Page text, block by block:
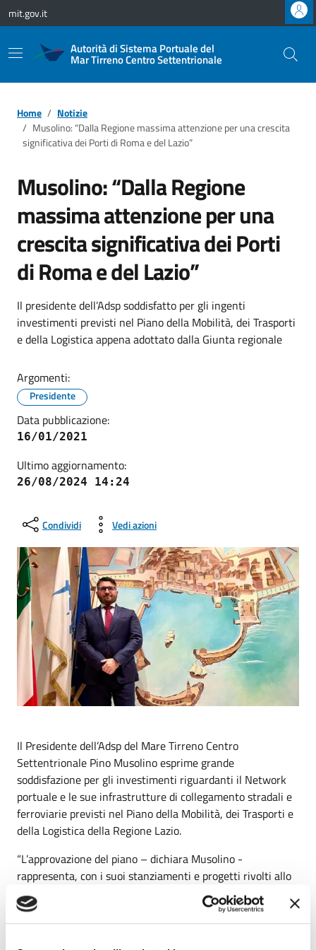
Vai ai contenuti
Vai al footer
mit.gov.it
Autorità di Sistema Portuale del
Mar Tirreno Centro Settentrionale
Home
Notizie
Musolino: “Dalla Regione massima attenzione per una crescita
significativa dei Porti di Roma e del Lazio”
Musolino: “Dalla Regione
massima attenzione per una
crescita significativa dei Porti
di Roma e del Lazio”
Il presidente dell’Adsp soddisfatto per gli ingenti
investimenti previsti nel Piano della Mobilità, dei Trasporti
e della Logistica appena adottato dalla Giunta regionale
Argomenti:
Presidente
Data pubblicazione:
16/01/2021
Ultimo aggiornamento:
26/08/2024 14:24
Condividi Vedi azioni
Il Presidente dell’Adsp del Mare Tirreno Centro
Settentrionale Pino Musolino esprime grande
soddisfazione per gli investimenti riguardanti il Network
portuale e le sue infrastrutture di collegamento stradali e
ferroviarie previsti nel Piano della Mobilità, dei Trasporti e
della Logistica della Regione Lazio.
“L’approvazione del piano – dichiara Musolino -
rappresenta, con i suoi stanziamenti e progetti rivolti allo
sviluppo degli scali del sistema, un segno reale
dell’attenzione che il governo regionale sta dedicando per
consentire una crescita significativa dei porti di Roma e del